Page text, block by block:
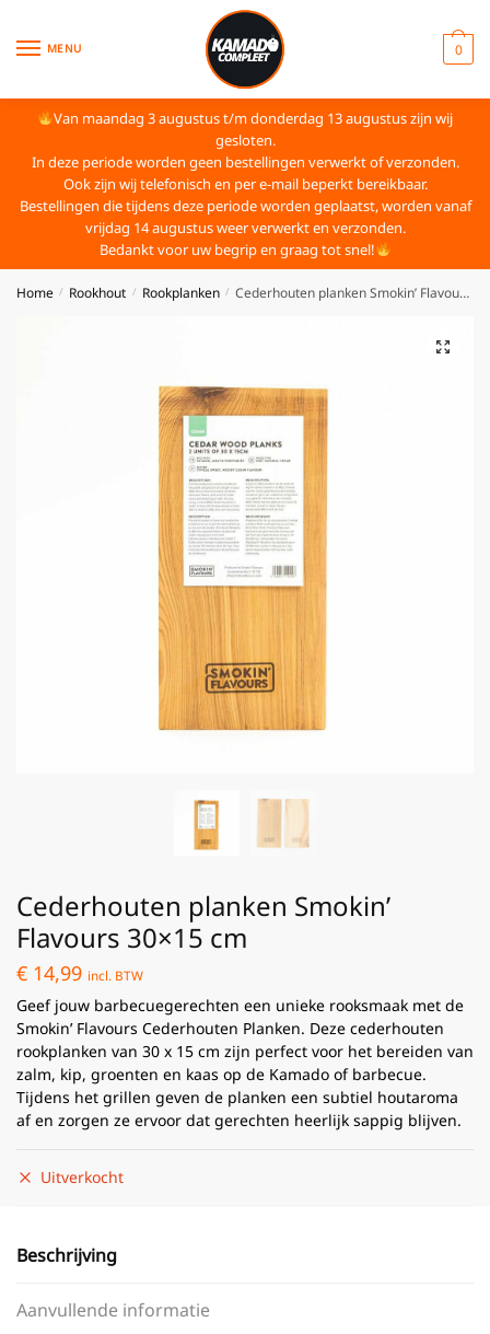
MENU 0
Van maandag 3 augustus t/m donderdag 13 augustus zijn wij
gesloten.
In deze periode worden geen bestellingen verwerkt of verzonden.
Ook zijn wij telefonisch en per e-mail beperkt bereikbaar.
Bestellingen die tijdens deze periode worden geplaatst, worden vanaf
vrijdag 14 augustus weer verwerkt en verzonden.
Bedankt voor uw begrip en graag tot snel!
Home / Rookhout / Rookplanken / Cederhouten planken Smokin’ Flavours 30×15 cm
Cederhouten planken Smokin’
Flavours 30×15 cm
€ 14,99 incl. BTW
Geef jouw barbecuegerechten een unieke rooksmaak met de
Smokin’ Flavours Cederhouten Planken. Deze cederhouten
rookplanken van 30 x 15 cm zijn perfect voor het bereiden van
zalm, kip, groenten en kaas op de Kamado of barbecue.
Tijdens het grillen geven de planken een subtiel houtaroma
af en zorgen ze ervoor dat gerechten heerlijk sappig blijven.
Uitverkocht
Beschrijving
Aanvullende informatie